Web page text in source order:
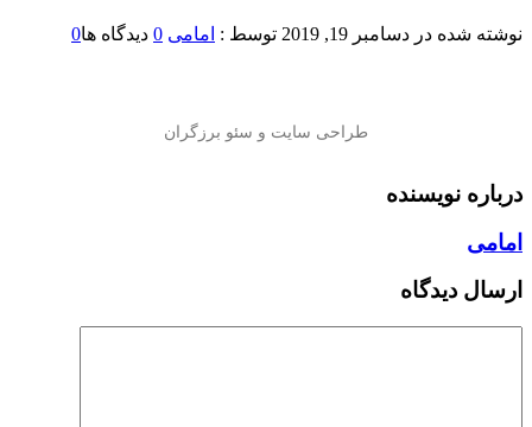
نوشته شده در دسامبر 19, 2019 توسط : امامی 0 دیدگاه ها0
درباره نویسنده
امامی
ارسال دیدگاه